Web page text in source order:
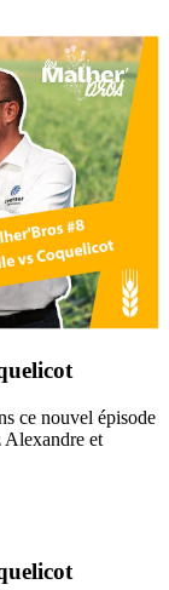
ce nouvel épisode
Alexandre et